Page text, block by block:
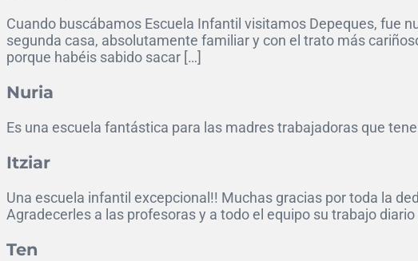
Cuando buscábamos Escuela Infantil visitamos Depeques, fue
segunda casa, absolutamente familiar y con el trato más
porque habéis sabido sacar […]
Nuria
Es una escuela fantástica para las madres trabajadoras que
Itziar
Una escuela infantil excepcional!! Muchas gracias por toda la
Agradecerles a las profesoras y a todo el equipo su trabajo
Ten